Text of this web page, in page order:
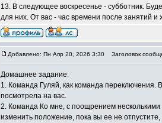
13. В следующее воскресенье - субботник.
для них. От вас - час времени после занятий
Добавлено: Пн Апр 20, 2026 3:30 Заголовок
Домашнее задание:
1. Команда Гуляй, как команда переключения.
посмотрела на вас.
2. Команда Ко мне, с поощрением несколькими
изменить положение, пока вы ее не